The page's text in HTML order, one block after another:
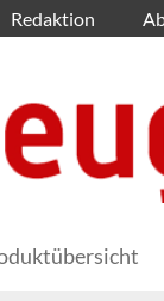
Redaktion